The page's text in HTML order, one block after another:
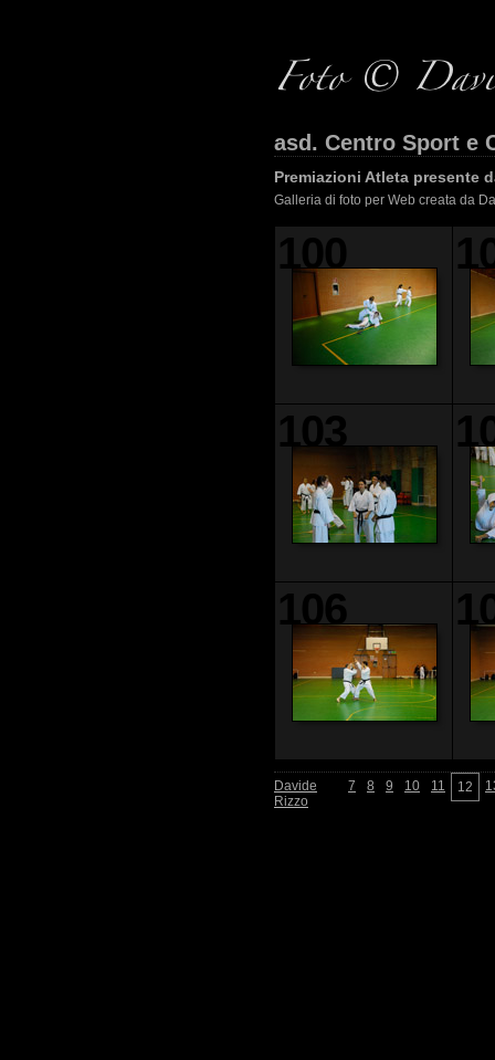
asd. Centro Sport e
Premiazioni Atleta presente
Galleria di foto per Web creata da
100
103
106
7 8 9 10 11 12
Davide
Rizzo